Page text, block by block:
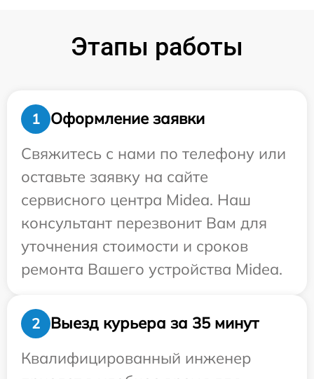
Этапы работы
1
Оформление заявки
Свяжитесь с нами по телефону или
оставьте заявку на сайте
сервисного центра Midea. Наш
консультант перезвонит Вам для
уточнения стоимости и сроков
ремонта Вашего устройства Midea.
2
Выезд курьера за 35 минут
Квалифицированный инженер